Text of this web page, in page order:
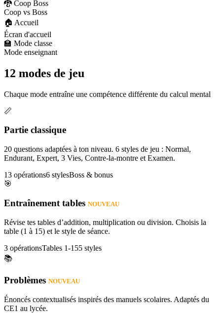
🐉 Coop Boss
Coop vs Boss
🏠 Accueil
Écran d'accueil
🏫 Mode classe
Mode enseignant
12 modes de jeu
Chaque mode entraîne une compétence différente du calcul mental
📏
Partie classique
20 questions adaptées à ton niveau. 6 styles de jeu : Normal,
Endurant, Expert, 3 Vies, Contre-la-montre et Examen.
13 opérations6 stylesBoss & bonus
🎯
Entraînement tables NOUVEAU
Révise tes tables d’addition, multiplication ou division. Choisis la
table (1 à 15) et le style de séance.
3 opérationsTables 1-155 styles
📚
Problèmes NOUVEAU
Énoncés contextualisés inspirés des manuels scolaires. Adaptés du
CE1 au lycée.